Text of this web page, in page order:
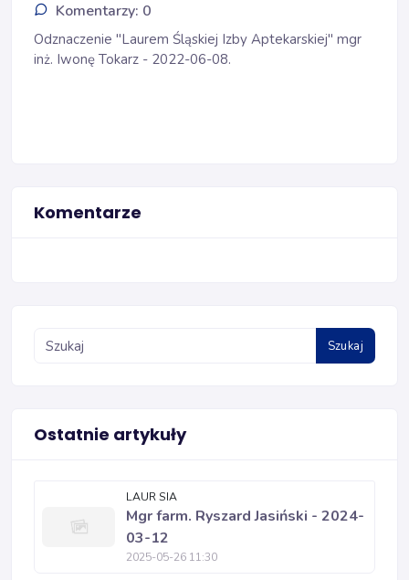
Komentarzy: 0
Odznaczenie "Laurem Śląskiej Izby Aptekarskiej" mgr
inż. Iwonę Tokarz - 2022-06-08.
Komentarze
Szukaj
Ostatnie artykuły
LAUR SIA
Mgr farm. Ryszard Jasiński - 2024-
03-12
2025-05-26 11:30